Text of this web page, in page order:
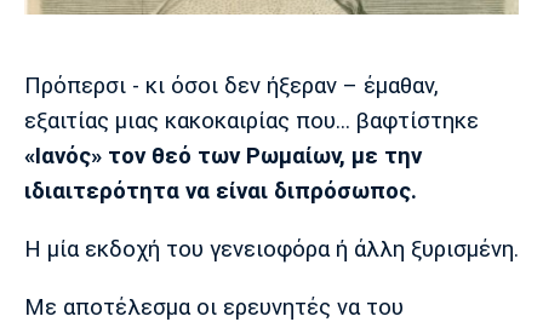
Cine Spot
Running
Media
Παρασκήνιο
Ιωνικός Κηφισιά Πανσερραϊκός
Πρόπερσι - κι όσοι δεν ήξεραν – έμαθαν,
εξαιτίας μιας κακοκαιρίας που... βαφτίστηκε
«Ιανός» τον θεό των Ρωμαίων, με την
ιδιαιτερότητα να είναι διπρόσωπος.
Η μία εκδοχή του γενειοφόρα ή άλλη ξυρισμένη.
Με αποτέλεσμα οι ερευνητές να του